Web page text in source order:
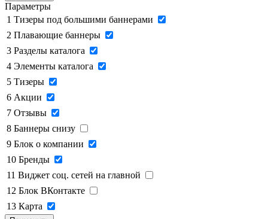
Параметры
1 Тизеры под большими баннерами
2 Плавающие баннеры
3 Разделы каталога
4 Элементы каталога
5 Тизеры
6 Акции
7 Отзывы
8 Баннеры снизу
9 Блок о компании
10 Бренды
11 Виджет соц. сетей на главной
12 Блок ВКонтакте
13 Карта